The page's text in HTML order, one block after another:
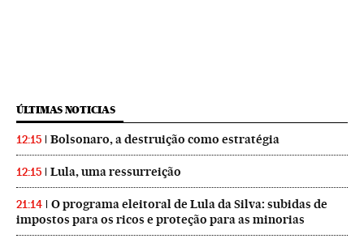
ÚLTIMAS NOTICIAS
12:15 Bolsonaro, a destruição como estratégia
12:15 Lula, uma ressurreição
21:14
O programa eleitoral de Lula da Silva: subidas de
impostos para os ricos e proteção para as minorias